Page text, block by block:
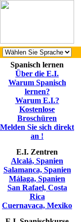
Spanisch lernen
Über die E.I.
Warum Spanisch
lernen?
Warum E.I.?
Kostenlose
Broschüren
Melden Sie sich direkt
an !
E.I. Zentren
Alcalá, Spanien
Salamanca, Spanien
Málaga, Spanien
San Rafael, Costa
Rica
Cuernavaca, Mexiko